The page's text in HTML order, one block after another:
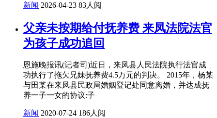
新闻 2026-04-23 83人阅
父亲未按期给付抚养费 来凤法院法官
为孩子成功追回
恩施晚报讯(记者司)近日，来凤县人民法院执行法官成
功执行了拖欠兄妹抚养费4.5万元的判决。 2015年，杨某
与田某在来凤县民政局婚姻登记处同意离婚，并达成抚
养一子一女的协议:子
新闻 2020-07-24 186人阅